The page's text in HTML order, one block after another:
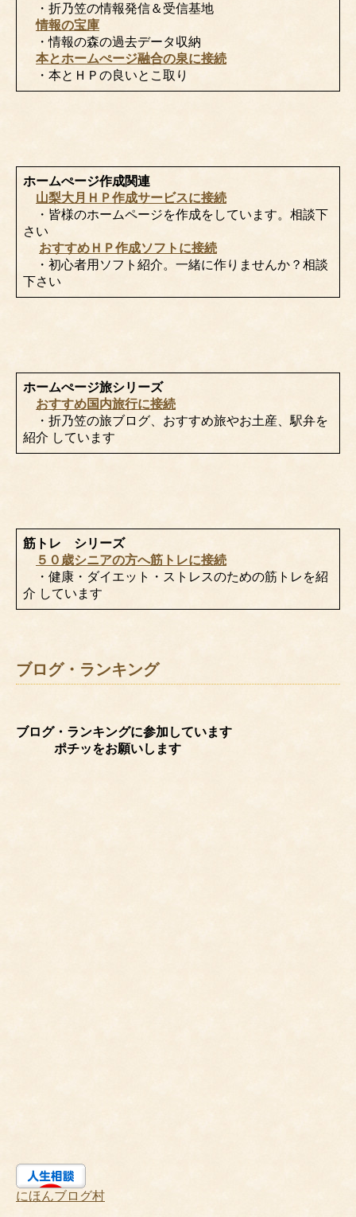
・折乃笠の情報発信＆受信基地
情報の宝庫
・情報の森の過去データ収納
本とホームぺージ融合の泉に接続
・本とＨＰの良いとこ取り
ホームぺージ作成関連
山梨大月ＨＰ作成サービスに接続
・皆様のホームページを作成をしています。相談下
さい
おすすめＨＰ作成ソフトに接続
・初心者用ソフト紹介。一緒に作りませんか？相談
下さい
ホームぺージ旅シリーズ
おすすめ国内旅行に接続
・折乃笠の旅ブログ、おすすめ旅やお土産、駅弁を
紹介 しています
筋トレ シリーズ
５０歳シニアの方へ筋トレに接続
・健康・ダイエット・ストレスのための筋トレを紹
介 しています
ブログ・ランキング
ブログ・ランキングに参加しています
ポチッをお願いします
にほんブログ村